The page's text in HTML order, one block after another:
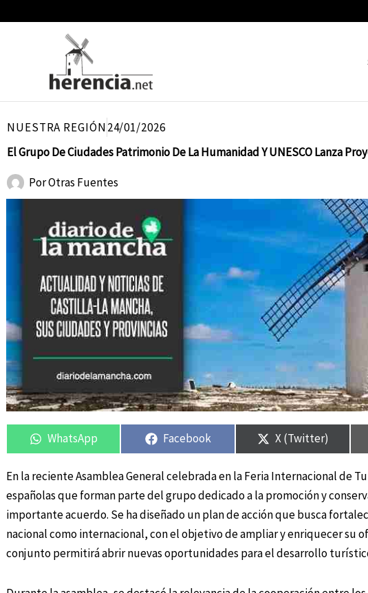
NUESTRA REGIÓN24/01/2026
El Grupo De Ciudades Patrimonio De La Humanidad Y UNESCO Lanza
PorOtras Fuentes
Compartir
en
WhatsApp
Compartir
en
Facebook
Compartir
en
X (Twitter)
En la reciente Asamblea General celebrada en la Feria Internacional de
españolas que forman parte del grupo dedicado a la promoción y
importante acuerdo. Se ha diseñado un plan de acción que busca
nacional como internacional, con el objetivo de ampliar y enriquecer su
conjunto permitirá abrir nuevas oportunidades para el desarrollo
Compartir
en
Compartir
en
Compartir
en